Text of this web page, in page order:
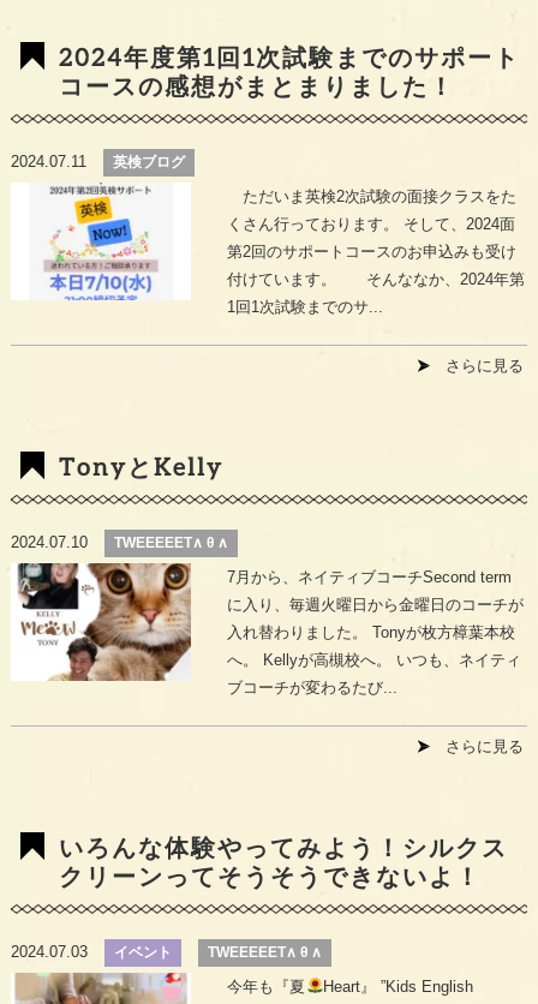
2024年度第1回1次試験までのサポート
コースの感想がまとまりました！
2024.07.11 英検ブログ
ただいま英検2次試験の面接クラスをた
くさん行っております。 そして、2024面
第2回のサポートコースのお申込みも受け
付けています。 そんななか、2024年第
1回1次試験までのサ...
さらに見る
TonyとKelly
2024.07.10 TWEEEEET∧ θ ∧
7月から、ネイティブコーチSecond term
に入り、毎週火曜日から金曜日のコーチが
入れ替わりました。 Tonyが枚方樟葉本校
へ。 Kellyが高槻校へ。 いつも、ネイティ
ブコーチが変わるたび...
さらに見る
いろんな体験やってみよう！シルクス
クリーンってそうそうできないよ！
2024.07.03 イベント TWEEEEET∧ θ ∧
今年も『夏 Heart』 ”Kids English